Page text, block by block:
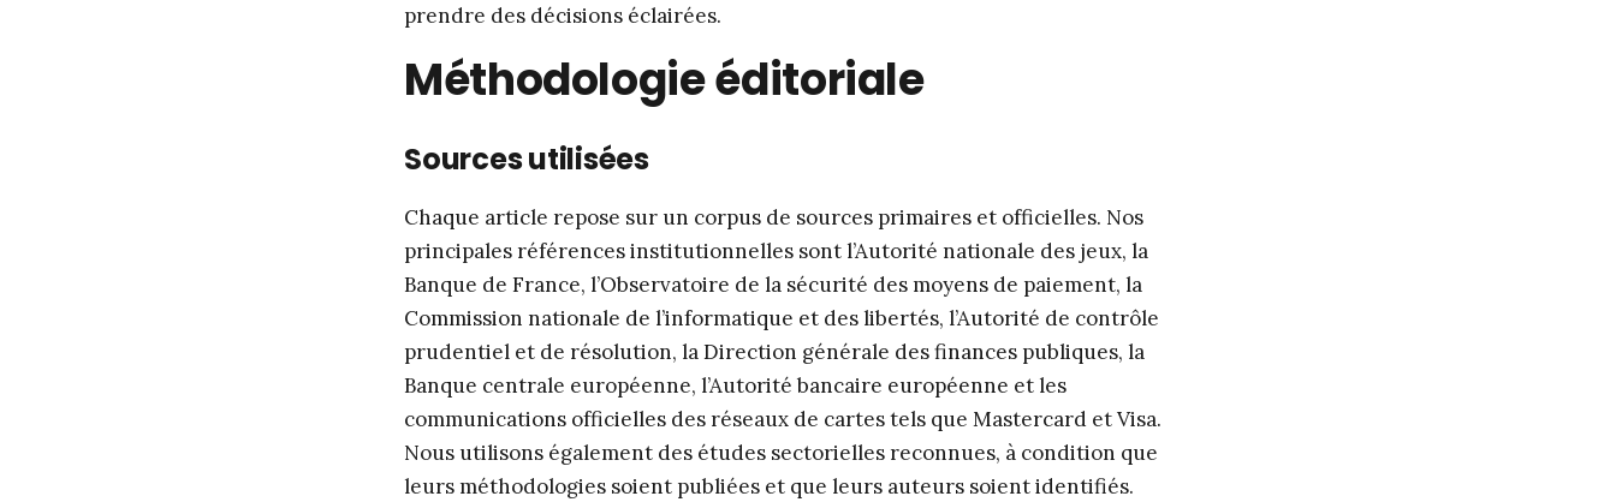
prendre des décisions éclairées.
Méthodologie éditoriale
Sources utilisées
Chaque article repose sur un corpus de sources primaires et officielles. Nos
principales références institutionnelles sont l’Autorité nationale des jeux, la
Banque de France, l’Observatoire de la sécurité des moyens de paiement, la
Commission nationale de l’informatique et des libertés, l’Autorité de contrôle
prudentiel et de résolution, la Direction générale des finances publiques, la
Banque centrale européenne, l’Autorité bancaire européenne et les
communications officielles des réseaux de cartes tels que Mastercard et Visa.
Nous utilisons également des études sectorielles reconnues, à condition que
leurs méthodologies soient publiées et que leurs auteurs soient identifiés.